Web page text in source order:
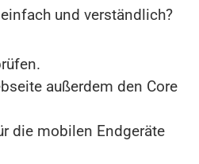
und verständlich?
außerdem den Core
die mobilen Endgeräte